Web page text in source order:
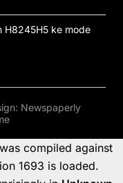
H8245H5 ke mode
Newspaperly
compiled against
1693 is loaded.